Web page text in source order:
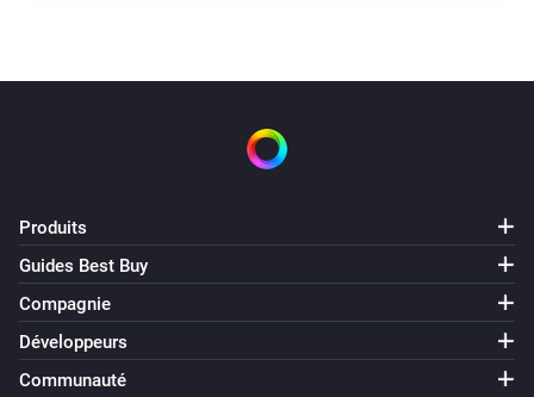
Produits
Guides Best Buy
Compagnie
Développeurs
Communauté